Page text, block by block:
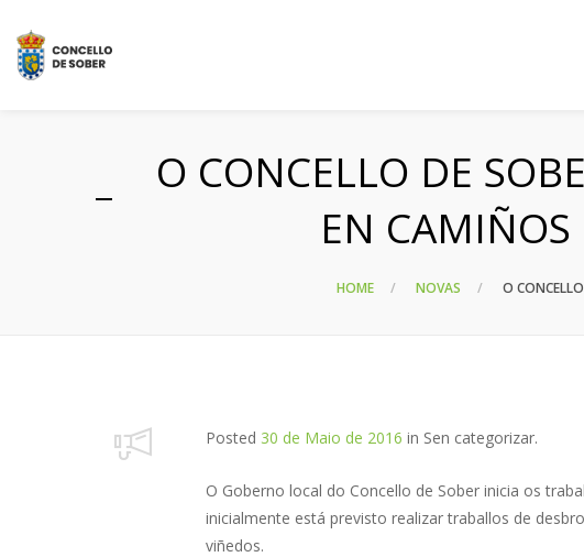
O CONCELLO DE
EN
HOME NOVAS O
Posted 30 de Maio de 2016 in Sen categorizar.
O Goberno local do Concello de Sober inicia os
inicialmente está previsto realizar traballos de
viñedos.